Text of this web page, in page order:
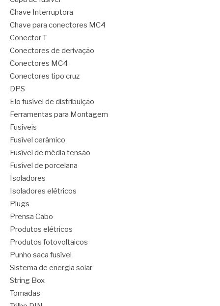
Chave Interruptora
Chave para conectores MC4
Conector T
Conectores de derivação
Conectores MC4
Conectores tipo cruz
DPS
Elo fusível de distribuição
Ferramentas para Montagem
Fusíveis
Fusível cerâmico
Fusível de média tensão
Fusível de porcelana
Isoladores
Isoladores elétricos
Plugs
Prensa Cabo
Produtos elétricos
Produtos fotovoltaicos
Punho saca fusível
Sistema de energia solar
String Box
Tomadas